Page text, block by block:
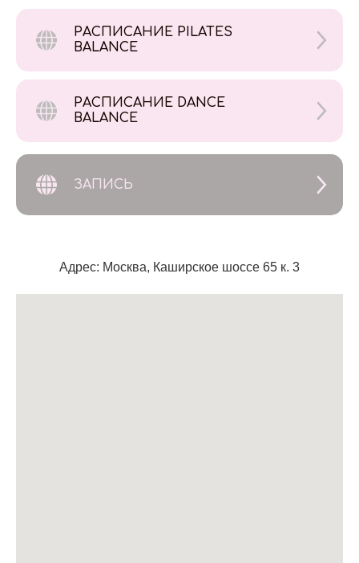
РАСПИСАНИЕ PILATES
BALANCE
РАСПИСАНИЕ DANCE
BALANCE
ЗАПИСЬ
Адрес: Москва, Каширское шоссе 65 к. 3